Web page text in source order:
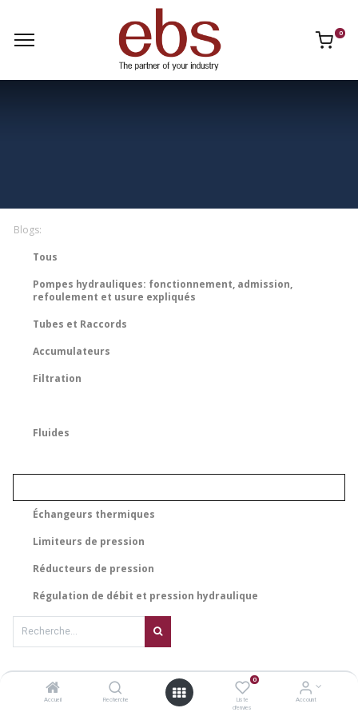
Accueil Recherche
0
Liste
d'envies
Account
0
Blogs:
Tous
Pompes hydrauliques: fonctionnement, admission,
refoulement et usure expliqués
Tubes et Raccords
Accumulateurs
Filtration
Fluides
Échangeurs thermiques
Limiteurs de pression
Réducteurs de pression
Régulation de débit et pression hydraulique
Aucun article pour le moment.